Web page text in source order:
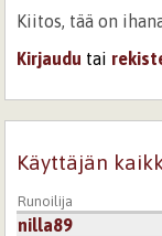
Kiitos, tää on
Kirjaudu tai
Käyttäjän
Runoilija
nilla89